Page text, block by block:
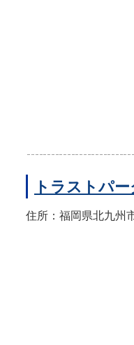
トラストパ
住所：福岡県北九州